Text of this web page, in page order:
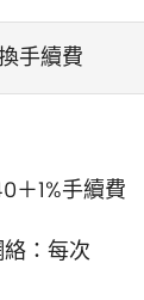
手續費
＋1%手續費
：每次